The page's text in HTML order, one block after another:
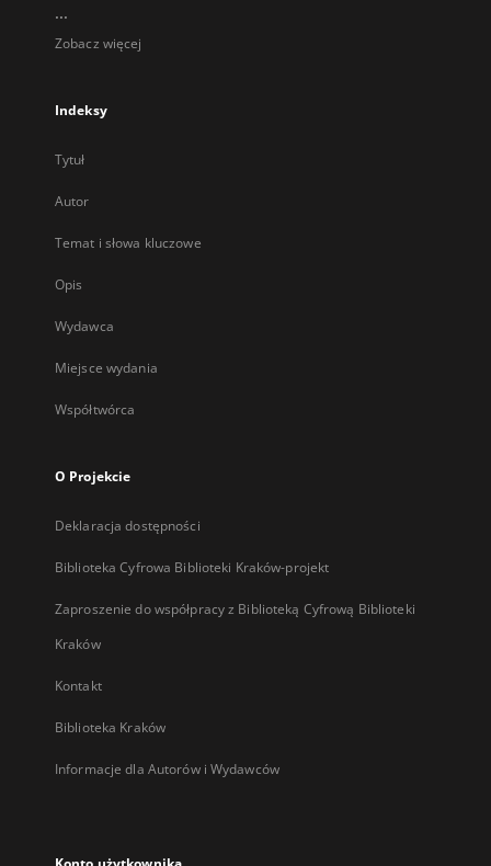
...
Zobacz więcej
Indeksy
Tytuł
Autor
Temat i słowa kluczowe
Opis
Wydawca
Miejsce wydania
Współtwórca
O Projekcie
Deklaracja dostępności
Biblioteka Cyfrowa Biblioteki Kraków-projekt
Zaproszenie do współpracy z Biblioteką Cyfrową Biblioteki
Kraków
Kontakt
Biblioteka Kraków
Informacje dla Autorów i Wydawców